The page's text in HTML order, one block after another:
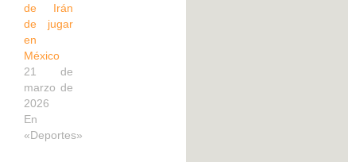
de Irán
de jugar
en
México
21 de
marzo de
2026
En
«Deportes»